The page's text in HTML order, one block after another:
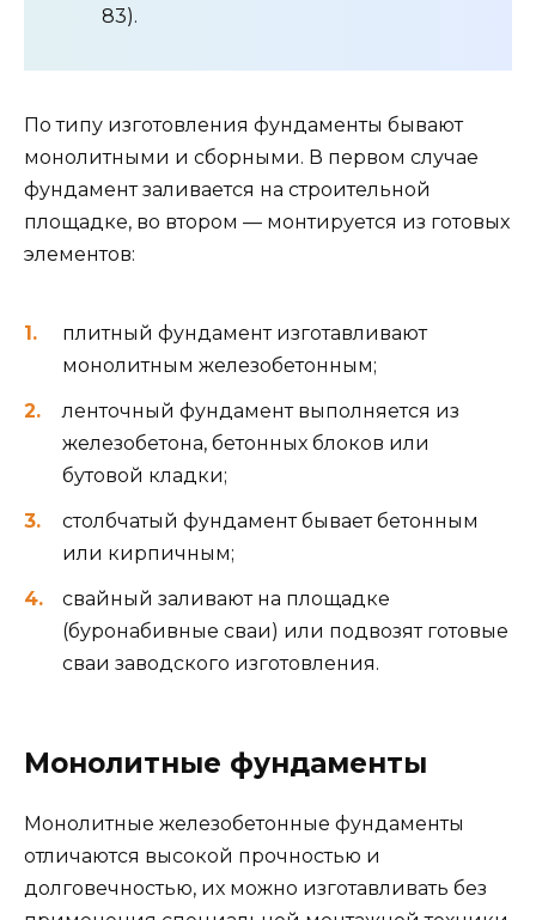
83).
По типу изготовления фундаменты бывают
монолитными и сборными. В первом случае
фундамент заливается на строительной
площадке, во втором — монтируется из готовых
элементов:
плитный фундамент изготавливают
монолитным железобетонным;
ленточный фундамент выполняется из
железобетона, бетонных блоков или
бутовой кладки;
столбчатый фундамент бывает бетонным
или кирпичным;
свайный заливают на площадке
(буронабивные сваи) или подвозят готовые
сваи заводского изготовления.
Монолитные фундаменты
Монолитные железобетонные фундаменты
отличаются высокой прочностью и
долговечностью, их можно изготавливать без